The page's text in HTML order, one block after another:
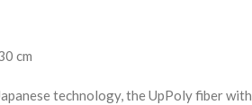
cm
technology, the UpPoly fiber